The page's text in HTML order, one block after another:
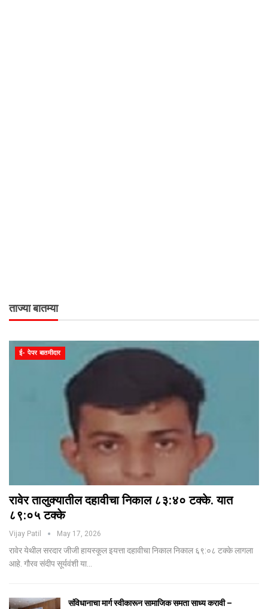
ताज्या बातम्या
ई- पेपर बातमीदार
रावेर तालुक्यातील दहावीचा निकाल ८३:४० टक्के. यात
८९:०५ टक्के
Vijay Patil May 17, 2026
रावेर येथील सरदार जीजी हायस्कूल इयत्ता दहावीचा निकाल निकाल ६९:०८ टक्के लागला
आहे. गौरव संदीप सूर्यवंशी या…
संविधानाचा मार्ग स्वीकारून सामाजिक समता साध्य करावी –